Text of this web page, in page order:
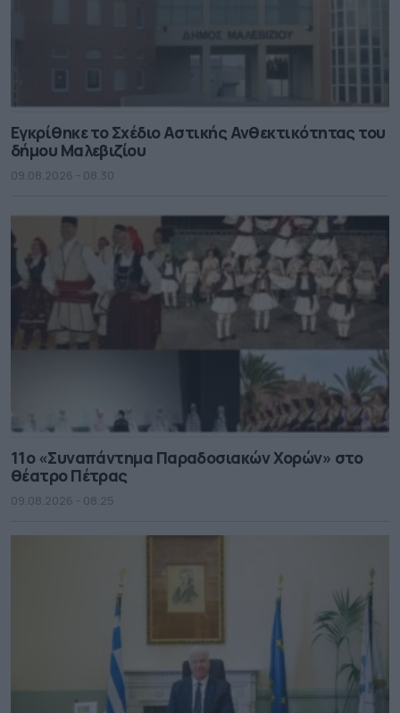
Εγκρίθηκε το Σχέδιο Αστικής Ανθεκτικότητας του
δήμου Μαλεβιζίου
09.08.2026 - 08.30
11ο «Συναπάντημα Παραδοσιακών Χορών» στο
θέατρο Πέτρας
09.08.2026 - 08.25